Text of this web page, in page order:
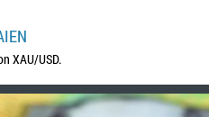
XAU/USD.